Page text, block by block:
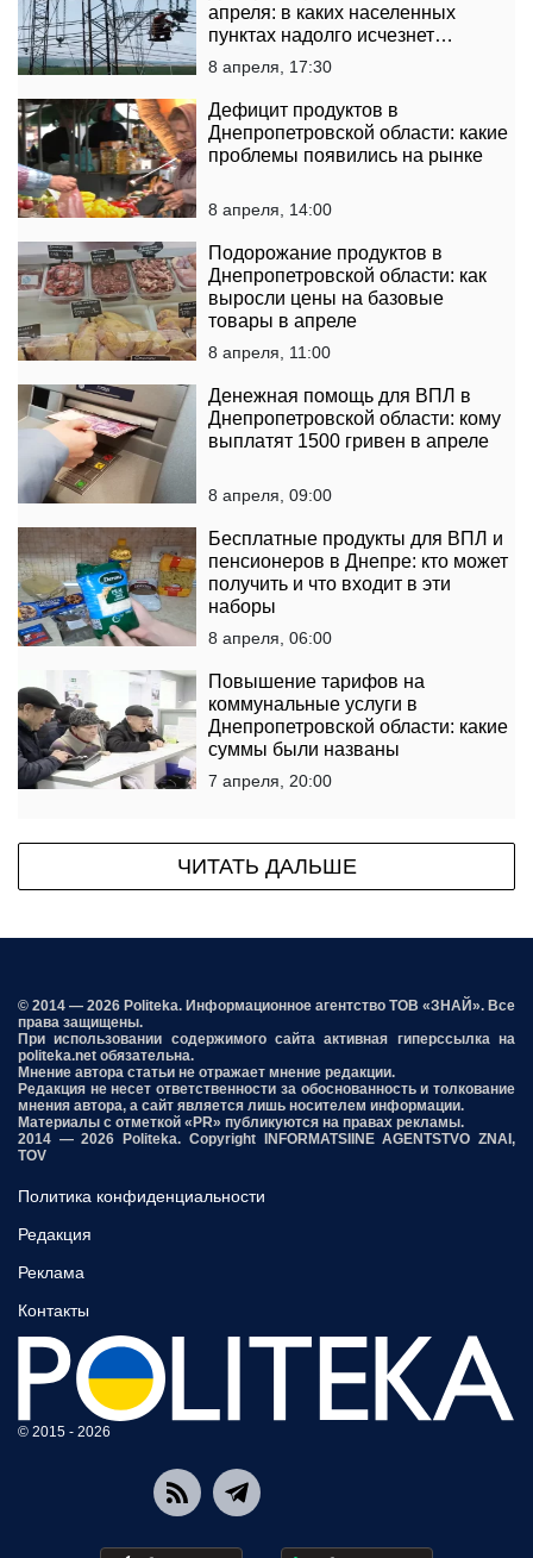
апреля: в каких населенных
пунктах надолго исчезнет
электричество
8 апреля, 17:30
Дефицит продуктов в
Днепропетровской области: какие
проблемы появились на рынке
8 апреля, 14:00
Подорожание продуктов в
Днепропетровской области: как
выросли цены на базовые
товары в апреле
8 апреля, 11:00
Денежная помощь для ВПЛ в
Днепропетровской области: кому
выплатят 1500 гривен в апреле
8 апреля, 09:00
Бесплатные продукты для ВПЛ и
пенсионеров в Днепре: кто может
получить и что входит в эти
наборы
8 апреля, 06:00
Повышение тарифов на
коммунальные услуги в
Днепропетровской области: какие
суммы были названы
7 апреля, 20:00
ЧИТАТЬ ДАЛЬШЕ
© 2014 — 2026 Politeka. Информационное агентство ТОВ «ЗНАЙ». Все
права защищены.
При использовании содержимого сайта активная гиперссылка на
politeka.net обязательна.
Мнение автора статьи не отражает мнение редакции.
Редакция не несет ответственности за обоснованность и толкование
мнения автора, а сайт является лишь носителем информации.
Материалы с отметкой «PR» публикуются на правах рекламы.
2014 — 2026 Politeka. Copyright INFORMATSIINE AGENTSTVO ZNAI,
TOV
Политика конфиденциальности
Редакция
Реклама
Контакты
© 2015 - 2026